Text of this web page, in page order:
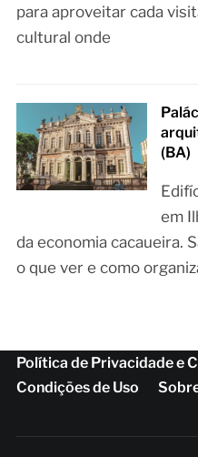
para aproveitar cada
cultural onde
(BA)
em
da economia cacaueira.
o que ver e como
Política de Privacidade e
Condições de Uso